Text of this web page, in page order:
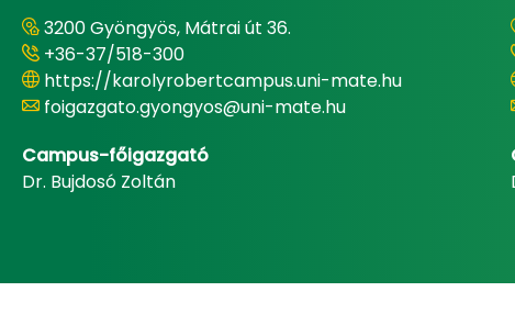
3200 Gyöngyös, Mátrai út 36.
+36-37/518-300
https://karolyrobertcampus.uni-mate.hu
foigazgato.gyongyos@uni-mate.hu
Campus-főigazgató
Dr. Bujdosó Zoltán